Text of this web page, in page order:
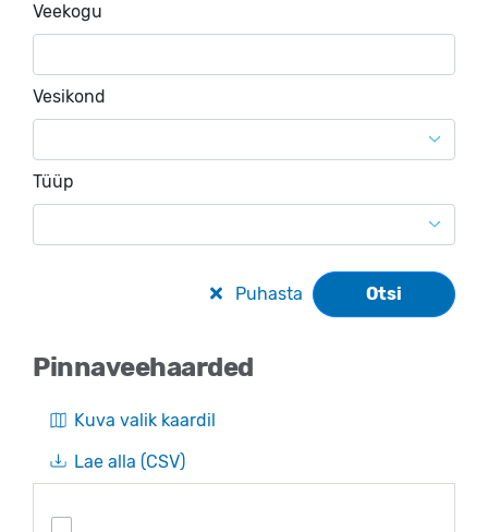
Veekogu
Vesikond
Tüüp
Puhasta Otsi
Pinnaveehaarded
Kuva valik kaardil
Lae alla (CSV)